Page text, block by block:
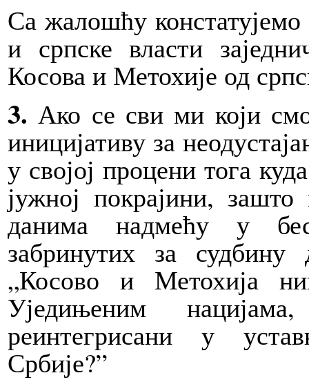
Са жалошћу
и српске власти
Косова и Метохије од
3. Ако се сви ми који
иницијативу за
у својој процени тога
јужној покрајини,
данима надмећу у
забринутих за
„Косово и Метохија
Уједињеним
реинтегрисани у
Србије?”